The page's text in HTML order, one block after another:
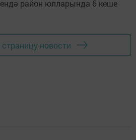
район юлларында 6 кеше
новости